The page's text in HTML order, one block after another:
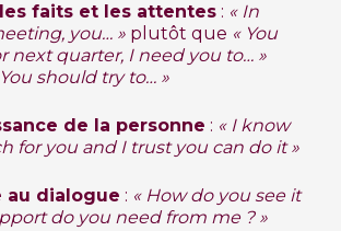
les faits et les attentes : « In
you… » plutôt que « You
next quarter, I need you to… »
You should try to… »
de la personne : « I know
for you and I trust you can do it »
au dialogue : « How do you see it
do you need from me ? »